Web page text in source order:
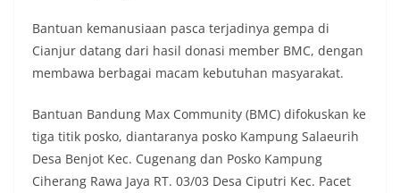
Bantuan kemanusiaan pasca terjadinya gempa di
Cianjur datang dari hasil donasi member BMC, dengan
membawa berbagai macam kebutuhan masyarakat.
Bantuan Bandung Max Community (BMC) difokuskan ke
tiga titik posko, diantaranya posko Kampung Salaeurih
Desa Benjot Kec. Cugenang dan Posko Kampung
Ciherang Rawa Jaya RT. 03/03 Desa Ciputri Kec. Pacet